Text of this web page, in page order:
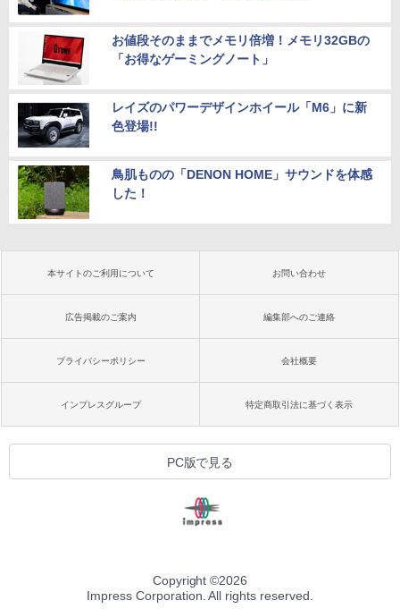
お値段そのままでメモリ倍増！メモリ32GBの
「お得なゲーミングノート」
レイズのパワーデザインホイール「M6」に新
色登場!!
鳥肌ものの「DENON HOME」サウンドを体感
した！
本サイトのご利用について お問い合わせ
広告掲載のご案内 編集部へのご連絡
プライバシーポリシー 会社概要
インプレスグループ 特定商取引法に基づく表示
PC版で見る
Copyright ©2026
Impress Corporation. All rights reserved.